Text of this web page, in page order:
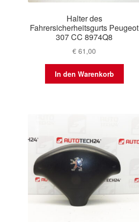
Halter des
Fahrersicherheitsgurts Peugeot
307 CC 8974Q8
€ 61,00
In den Warenkorb